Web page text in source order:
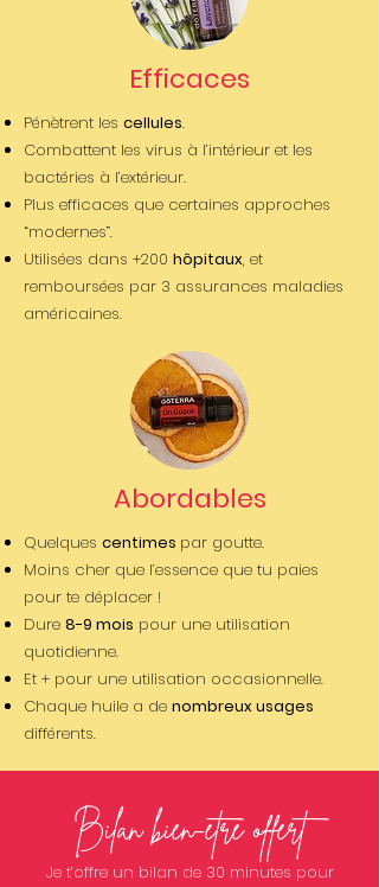
Efficaces
Pénètrent les cellules.
Combattent les virus à l’intérieur et les
bactéries à l’extérieur.
Plus efficaces que certaines approches
“modernes”.
Utilisées dans +200 hôpitaux, et
remboursées par 3 assurances maladies
américaines.
Abordables
Quelques centimes par goutte.
Moins cher que l’essence que tu paies
pour te déplacer !
Dure 8-9 mois pour une utilisation
quotidienne.
Et + pour une utilisation occasionnelle.
Chaque huile a de nombreux usages
différents.
Bilan bien-être offert
​Je t’offre un bilan de 30 minutes pour